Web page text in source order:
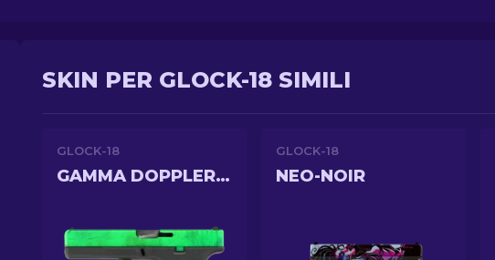
SKIN PER GLOCK-18 SIMILI
GLOCK-18
GAMMA DOPPLER EMERALD
GLOCK-18
NEO-NOIR